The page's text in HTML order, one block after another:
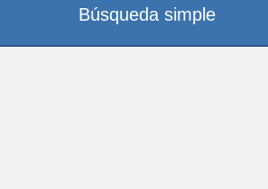
Búsqueda simple